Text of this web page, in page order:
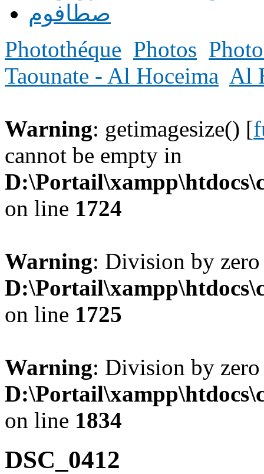
صطافوم
Photothéque Photos
Taounate - Al Hoceima Al
Warning: getimagesize() [
cannot be empty in
on line 1724
Warning: Division by
on line 1725
Warning: Division by
on line 1834
DSC_0412